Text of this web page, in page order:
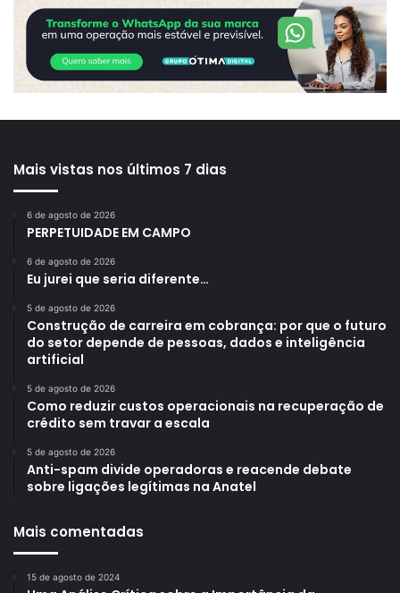
Mais vistas nos últimos 7 dias
6 de agosto de 2026
PERPETUIDADE EM CAMPO
6 de agosto de 2026
Eu jurei que seria diferente…
5 de agosto de 2026
Construção de carreira em cobrança: por que o futuro
do setor depende de pessoas, dados e inteligência
artificial
5 de agosto de 2026
Como reduzir custos operacionais na recuperação de
crédito sem travar a escala
5 de agosto de 2026
Anti-spam divide operadoras e reacende debate
sobre ligações legítimas na Anatel
Mais comentadas
15 de agosto de 2024